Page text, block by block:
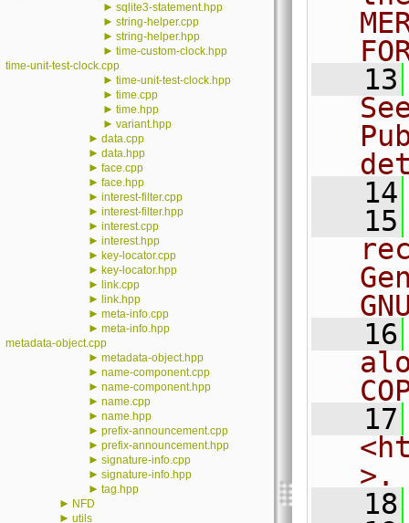
► sqlite3-statement.hpp
► string-helper.cpp
► string-helper.hpp
► time-custom-clock.hpp
time-unit-test-clock.cpp
► time-unit-test-clock.hpp
► time.cpp
► time.hpp
► variant.hpp
► data.cpp
► data.hpp
► face.cpp
► face.hpp
► interest-filter.cpp
► interest-filter.hpp
► interest.cpp
► interest.hpp
► key-locator.cpp
► key-locator.hpp
► link.cpp
► link.hpp
► meta-info.cpp
► meta-info.hpp
metadata-object.cpp
► metadata-object.hpp
► name-component.cpp
► name-component.hpp
► name.cpp
► name.hpp
► prefix-announcement.cpp
► prefix-announcement.hpp
► signature-info.cpp
► signature-info.hpp
► tag.hpp
► NFD
► utils
   13
   14
   15
   16
   17
>.
   18